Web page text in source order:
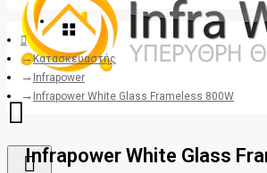
Εγγραφή
Κατασκευαστής
Infrapower
Infrapower White Glass Frameless 800W
Infrapower White Glass